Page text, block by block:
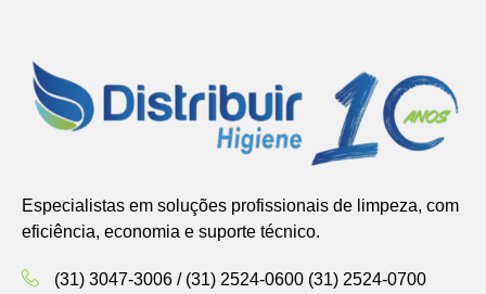
Especialistas em soluções profissionais de limpeza, com
eficiência, economia e suporte técnico.
(31) 3047-3006 / (31) 2524-0600 (31) 2524-0700